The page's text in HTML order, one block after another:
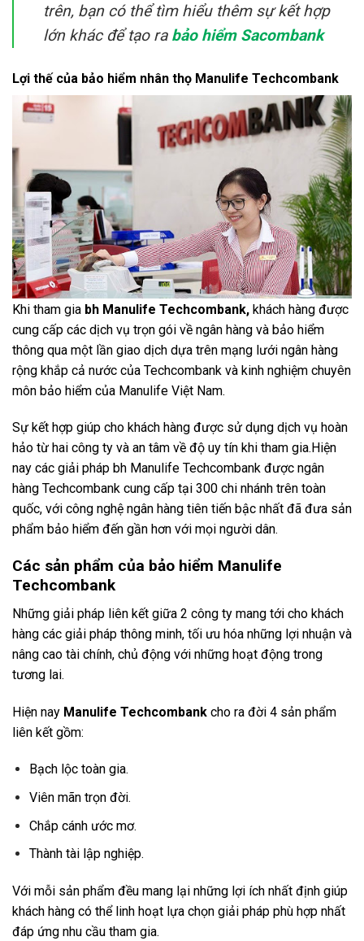
trên, bạn có thể tìm hiểu thêm sự kết hợp
lớn khác để tạo ra bảo hiểm Sacombank
Lợi thế của bảo hiểm nhân thọ Manulife Techcombank
Khi tham gia bh Manulife Techcombank, khách hàng được
cung cấp các dịch vụ trọn gói về ngân hàng và bảo hiểm
thông qua một lần giao dịch dựa trên mạng lưới ngân hàng
rộng khắp cả nước của Techcombank và kinh nghiệm chuyên
môn bảo hiểm của Manulife Việt Nam.
Sự kết hợp giúp cho khách hàng được sử dụng dịch vụ hoàn
hảo từ hai công ty và an tâm về độ uy tín khi tham gia.Hiện
nay các giải pháp bh Manulife Techcombank được ngân
hàng Techcombank cung cấp tại 300 chi nhánh trên toàn
quốc, với công nghệ ngân hàng tiên tiến bậc nhất đã đưa sản
phẩm bảo hiểm đến gần hơn với mọi người dân.
Các sản phẩm của bảo hiểm Manulife
Techcombank
Những giải pháp liên kết giữa 2 công ty mang tới cho khách
hàng các giải pháp thông minh, tối ưu hóa những lợi nhuận và
nâng cao tài chính, chủ động với những hoạt động trong
tương lai.
Hiện nay Manulife Techcombank cho ra đời 4 sản phẩm
liên kết gồm:
Bạch lộc toàn gia.
Viên mãn trọn đời.
Chắp cánh ước mơ.
Thành tài lập nghiệp.
Với mỗi sản phẩm đều mang lại những lợi ích nhất định giúp
khách hàng có thể linh hoạt lựa chọn giải pháp phù hợp nhất
đáp ứng nhu cầu tham gia.